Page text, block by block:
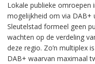
Lokale publieke omroepen
mogelijkheid om via DAB+
Sleutelstad formeel geen
wachten op de verdeling
deze regio. Zo’n multiplex
DAB+ waarvan maximaal